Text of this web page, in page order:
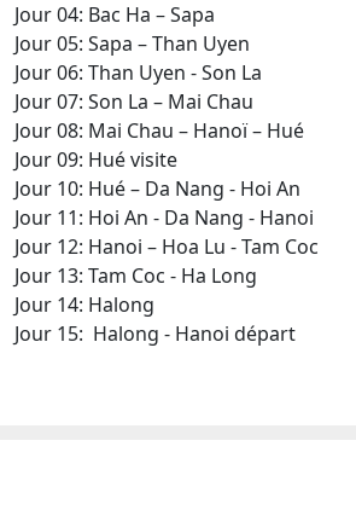
Jour 04: Bac Ha – Sapa
Jour 05: Sapa – Than Uyen
Jour 06: Than Uyen - Son La
Jour 07: Son La – Mai Chau
Jour 08: Mai Chau – Hanoï – Hué
Jour 09: Hué visite
Jour 10: Hué – Da Nang - Hoi An
Jour 11: Hoi An - Da Nang - Hanoi
Jour 12: Hanoi – Hoa Lu - Tam Coc
Jour 13: Tam Coc - Ha Long
Jour 14: Halong
Jour 15: Halong - Hanoi départ